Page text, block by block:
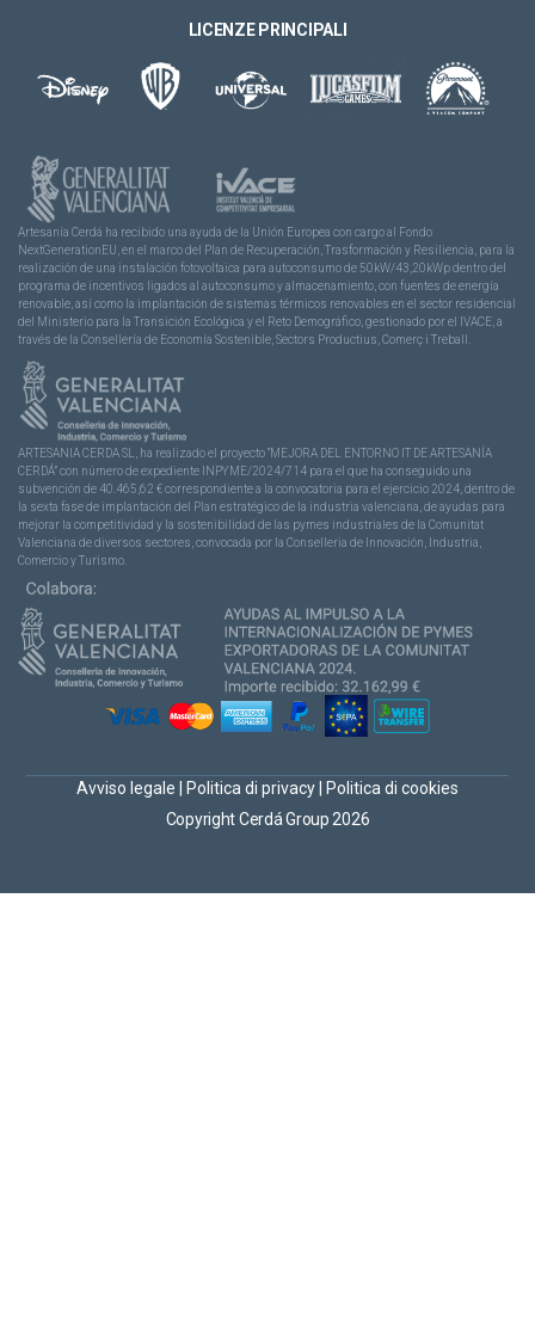
LICENZE PRINCIPALI
Artesanía Cerdá ha recibido una ayuda de la Unión Europea con cargo al Fondo
NextGenerationEU, en el marco del Plan de Recuperación, Trasformación y Resiliencia, para la
realización de una instalación fotovoltaica para autoconsumo de 50kW/43,20kWp dentro del
programa de incentivos ligados al autoconsumo y almacenamiento, con fuentes de energía
renovable, así como la implantación de sistemas térmicos renovables en el sector residencial
del Ministerio para la Transición Ecológica y el Reto Demográfico, gestionado por el IVACE, a
través de la Consellería de Economía Sostenible, Sectors Productius, Comerç i Treball.
ARTESANIA CERDA SL, ha realizado el proyecto “MEJORA DEL ENTORNO IT DE ARTESANÍA
CERDÁ” con número de expediente INPYME/2024/714 para el que ha conseguido una
subvención de 40.465,62 € correspondiente a la convocatoria para el ejercicio 2024, dentro de
la sexta fase de implantación del Plan estratégico de la industria valenciana, de ayudas para
mejorar la competitividad y la sostenibilidad de las pymes industriales de la Comunitat
Valenciana de diversos sectores, convocada por la Conselleria de Innovación, Industria,
Comercio y Turismo.
Copyright Cerdá Group 2026
Avviso legale Politica di privacy Politica di cookies